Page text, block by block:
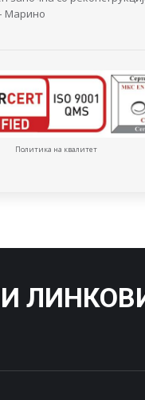
Марино
Политика на квалитет